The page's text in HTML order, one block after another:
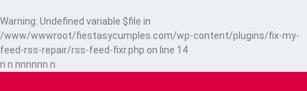
Warning: Undefined variable $file in
/www/wwwroot/fiestasycumples.com/wp-content/plugins/fix-my-
feed-rss-repair/rss-feed-fixr.php on line 14
n n nnnnnn n